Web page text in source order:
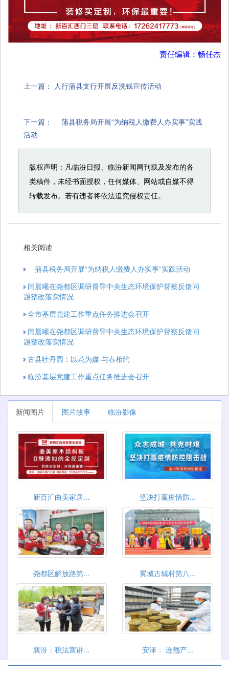
责任编辑：畅任杰
上一篇： 人行蒲县支行开展反洗钱宣传活动
下一篇：
蒲县税务局开展“为纳税人缴费人办实事”实践
活动
版权声明：凡临汾日报、临汾新闻网刊载及发布的各
类稿件，未经书面授权，任何媒体、网站或自媒不得
转载发布。若有违者将依法追究侵权责任。
相关阅读
蒲县税务局开展“为纳税人缴费人办实事”实践活动
闫晨曦在尧都区调研督导中央生态环境保护督察反馈问
题整改落实情况
全市基层党建工作重点任务推进会召开
闫晨曦在尧都区调研督导中央生态环境保护督察反馈问
题整改落实情况
古县牡丹园：以花为媒 与春相约
临汾基层党建工作重点任务推进会召开
新闻图片 图片故事 临汾影像
新百汇曲美家居... 坚决打赢疫情防...
尧都区解放路第... 翼城古城村第八...
襄汾：税法宣讲... 安泽： 连翘产...